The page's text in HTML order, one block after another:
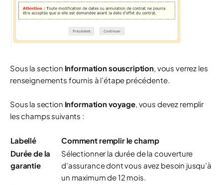
Sous la section Information souscription, vous verrez les
renseignements fournis à l’étape précédente.
Sous la section Information voyage, vous devez remplir
les champs suivants :
Labellé
Comment remplir le champ
Durée de la
garantie
Sélectionner la durée de la couverture
d’assurance dont vous avez besoin jusqu’à
un maximum de 12 mois.